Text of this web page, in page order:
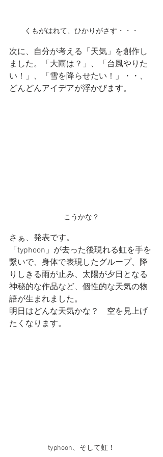
くもがはれて、ひかりがさす・・・
次に、自分が考える「天気」を創作し
ました。「大雨は？」、「台風やりた
い！」、「雪を降らせたい！」・・、
どんどんアイデアが浮かびます。
こうかな？
さぁ、発表です。
「typhoon」が去った後現れる虹を手を
繋いで、身体で表現したグループ、降
りしきる雨が止み、太陽が夕日となる
神秘的な作品など、個性的な天気の物
語が生まれました。
明日はどんな天気かな？　空を見上げ
たくなります。
typhoon、そして虹！